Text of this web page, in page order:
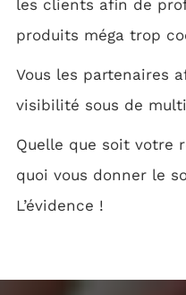
les clients afin de
produits méga trop
Vous les partenaires
visibilité sous de
Quelle que soit votre
quoi vous donner le
L’évidence !